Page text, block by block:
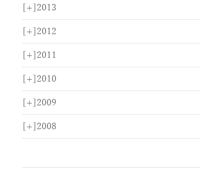
[+] 2013
[+] 2012
[+] 2011
[+] 2010
[+] 2009
[+] 2008